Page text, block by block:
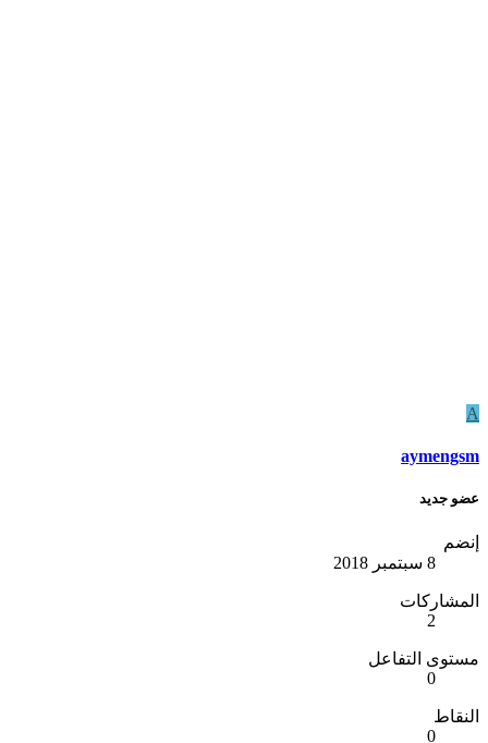
A
aymengsm
عضو جديد
إنضم
8 سبتمبر 2018
المشاركات
2
مستوى التفاعل
0
النقاط
0